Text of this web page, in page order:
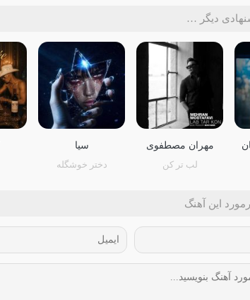
دیگر …
مهران مصطفوی
لب تر کن
سیا
دختر خوشگله
این آهنگ